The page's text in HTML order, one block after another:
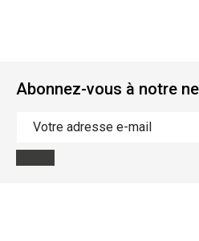
Abonnez-vous à notre